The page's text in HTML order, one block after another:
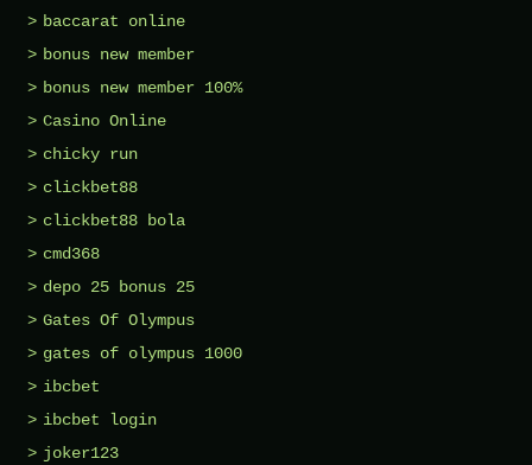
baccarat online
bonus new member
bonus new member 100%
Casino Online
chicky run
clickbet88
clickbet88 bola
cmd368
depo 25 bonus 25
Gates Of Olympus
gates of olympus 1000
ibcbet
ibcbet login
joker123